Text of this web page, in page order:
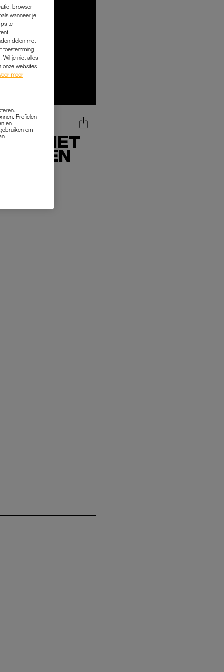
NIET
IN EEN
browser
wanneer je
te
delen met
toestemming
Wil je niet alles
onze websites
meer
Profielen
en
om